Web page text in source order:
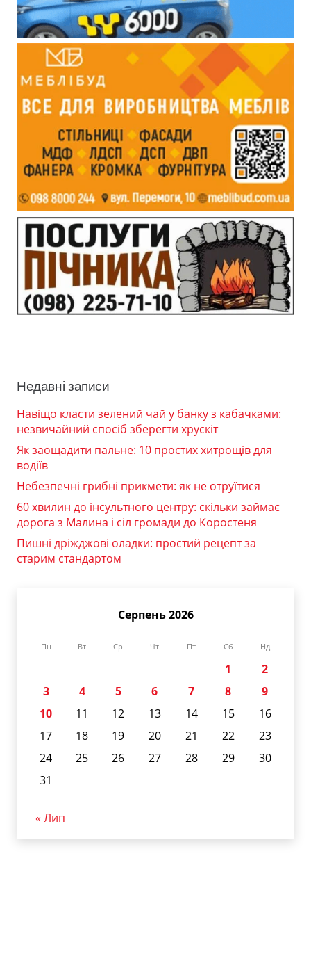
Недавні записи
Навіщо класти зелений чай у банку з кабачками:
незвичайний спосіб зберегти хрускіт
Як заощадити пальне: 10 простих хитрощів для
водіїв
Небезпечні грибні прикмети: як не отруїтися
60 хвилин до інсультного центру: скільки займає
дорога з Малина і сіл громади до Коростеня
Пишні дріжджові оладки: простий рецепт за
старим стандартом
Серпень 2026
Пн Вт Ср Чт Пт Сб Нд
1
2
3
4 5 6 7 8
9
10
11 12 13 14 15
16
17
18 19 20 21 22
23
24
25 26 27 28 29
30
31
« Лип